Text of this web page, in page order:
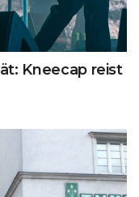
Kneecap reist